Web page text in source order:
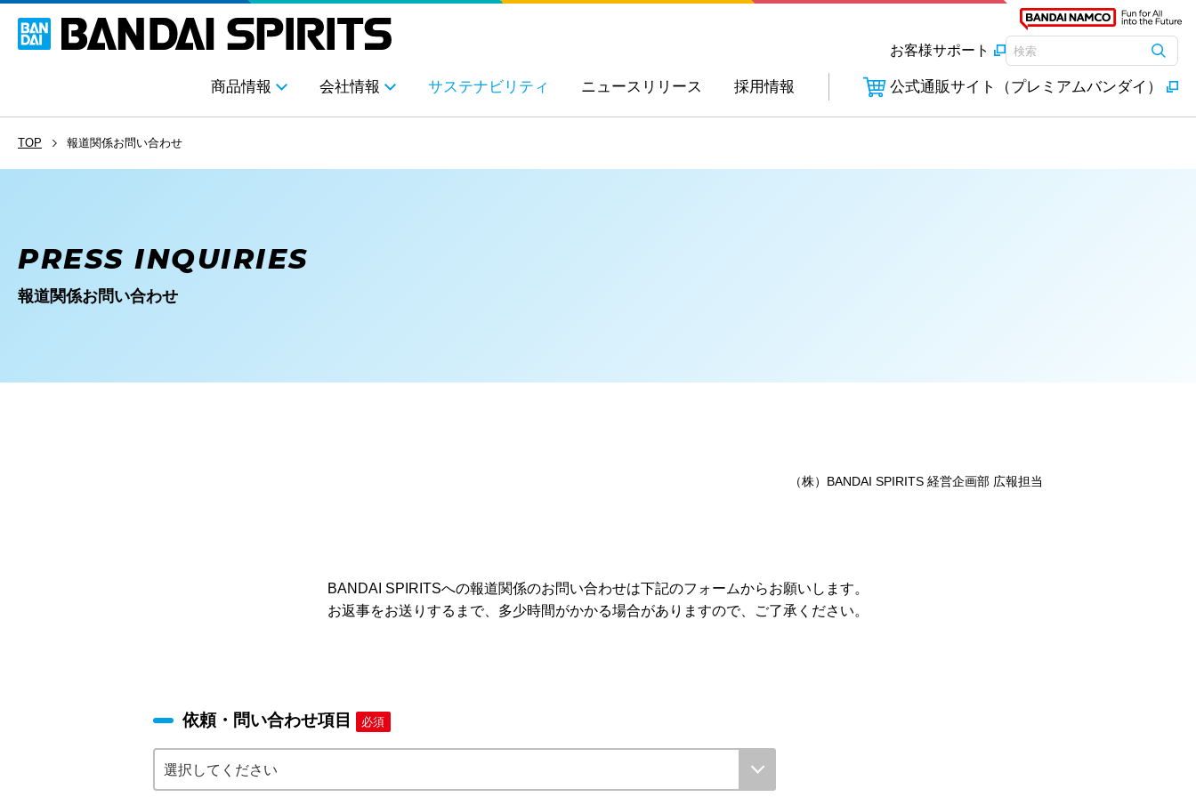
お客様サポート
検索キーワード入力
検索
商品情報 会社情報 サステナビリティ ニュースリリース 採用情報 公式通販サイト（プレミアムバンダイ）
TOP 報道関係お問い合わせ
PRESS INQUIRIES
報道関係お問い合わせ
（株）BANDAI SPIRITS 経営企画部 広報担当
BANDAI SPIRITSへの報道関係のお問い合わせは下記のフォームからお願いします。
お返事をお送りするまで、多少時間がかかる場合がありますので、ご了承ください。
依頼・問い合わせ項目 必須